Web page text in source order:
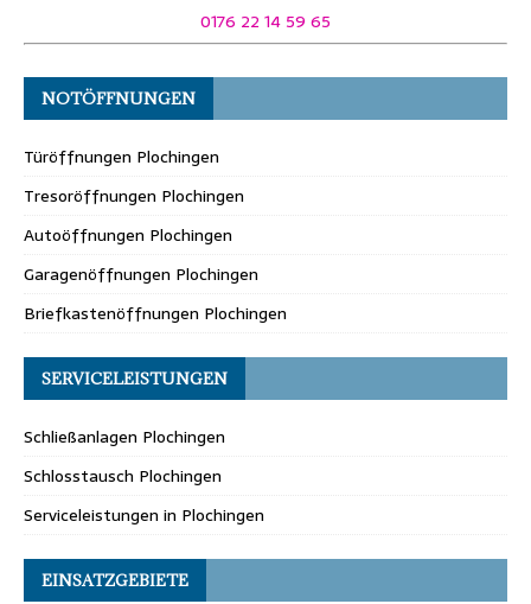
0176 22 14 59 65
NOTÖFFNUNGEN
Türöffnungen Plochingen
Tresoröffnungen Plochingen
Autoöffnungen Plochingen
Garagenöffnungen Plochingen
Briefkastenöffnungen Plochingen
SERVICELEISTUNGEN
Schließanlagen Plochingen
Schlosstausch Plochingen
Serviceleistungen in Plochingen
EINSATZGEBIETE